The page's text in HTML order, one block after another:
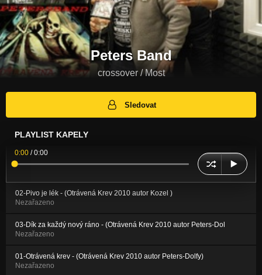
Peters Band
crossover / Most
Sledovat
PLAYLIST KAPELY
0:00 /0:00
02-Pivo je lék - (Otrávená Krev 2010 autor Kozel )
Nezařazeno
03-Dík za každý nový ráno - (Otrávená Krev 2010 autor Peters-Dol
Nezařazeno
01-Otrávená krev - (Otrávená Krev 2010 autor Peters-Dolfy)
Nezařazeno